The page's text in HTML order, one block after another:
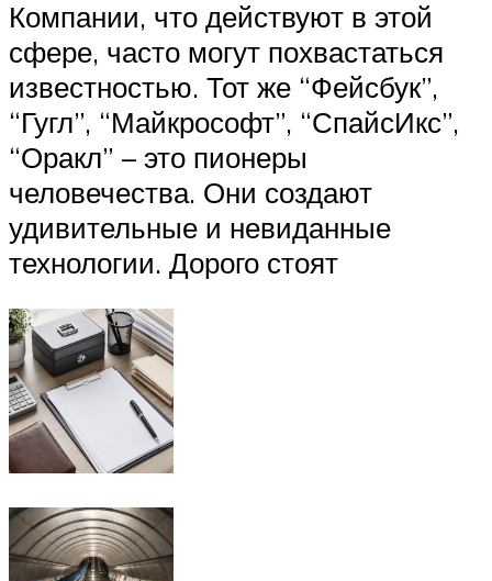
Компании, что действуют в этой
сфере, часто могут похвастаться
известностью. Тот же “Фейсбук”,
“Гугл”, “Майкрософт”, “СпайсИкс”,
“Оракл” – это пионеры
человечества. Они создают
удивительные и невиданные
технологии. Дорого стоят